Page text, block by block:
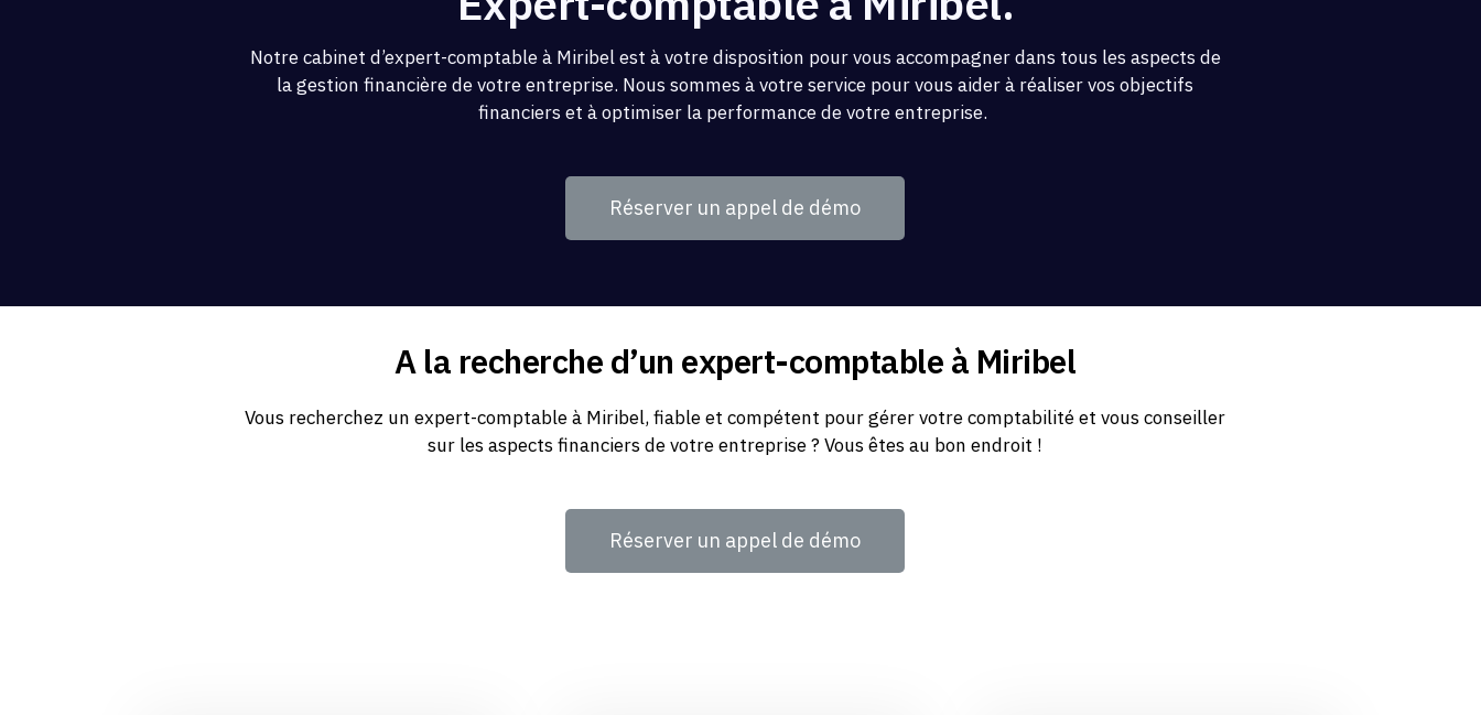
Notre cabinet d’expert-comptable à Miribel est à votre disposition pour vous accompagner dans tous les aspects de
la gestion financière de votre entreprise. Nous sommes à votre service pour vous aider à réaliser vos objectifs
financiers et à optimiser la performance de votre entreprise.
Réserver un appel de démo
A la recherche d’un expert-comptable à Miribel
Vous recherchez un expert-comptable à Miribel, fiable et compétent pour gérer votre comptabilité et vous conseiller
sur les aspects financiers de votre entreprise ? Vous êtes au bon endroit !
Réserver un appel de démo